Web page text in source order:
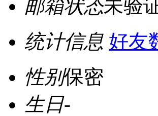
邮箱状态未验
统计信息 好友
性别保密
生日-